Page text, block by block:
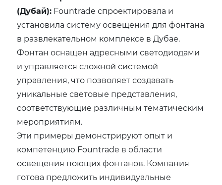
(Дубай): Fountrade спроектировала и
установила систему освещения для фонтана
в развлекательном комплексе в Дубае.
Фонтан оснащен адресными светодиодами
и управляется сложной системой
управления, что позволяет создавать
уникальные световые представления,
соответствующие различным тематическим
мероприятиям.
Эти примеры демонстрируют опыт и
компетенцию Fountrade в области
освещения поющих фонтанов. Компания
готова предложить индивидуальные